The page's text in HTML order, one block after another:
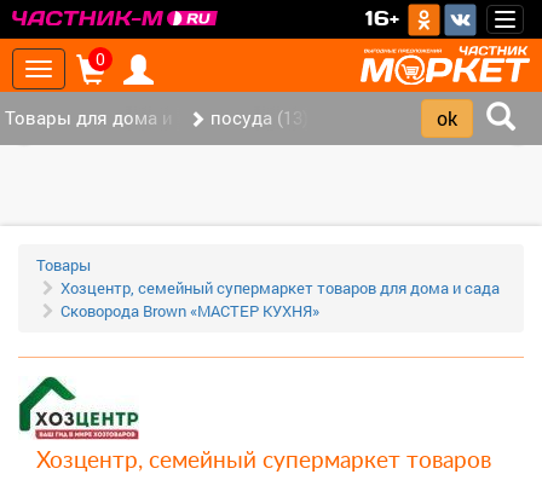
16+
Toggle
navigation
0
Товары для дома и офиса (117)
посуда (13)
Товары
Хозцентр, семейный супермаркет товаров для дома и сада
Сковорода Brown «МАСТЕР КУХНЯ»
Хозцентр, семейный супермаркет товаров
‹ ›